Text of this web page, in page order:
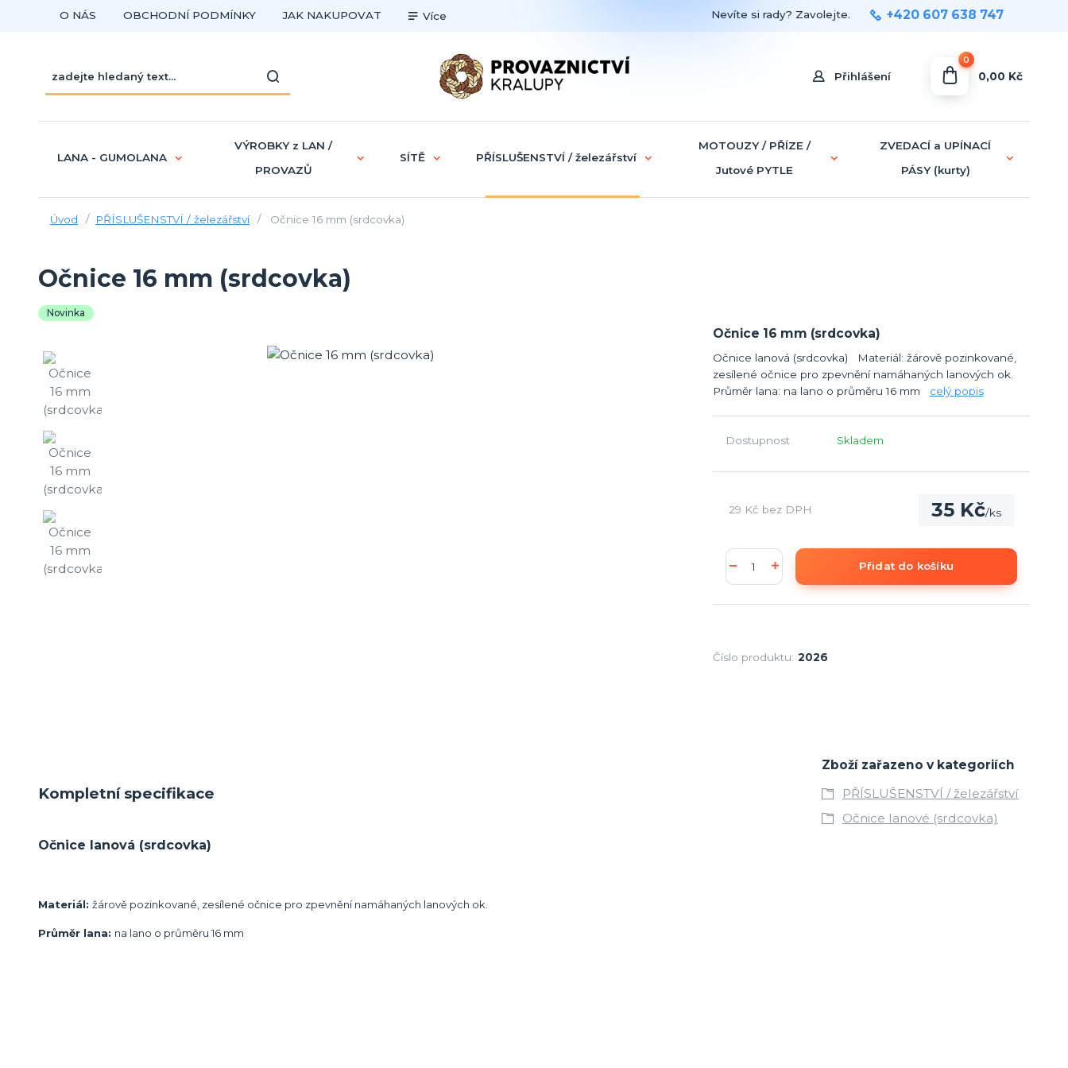
O NÁS OBCHODNÍ PODMÍNKY JAK NAKUPOVAT Více
Přihlášení
Nevíte si rady? Zavolejte. +420 607 638 747
0
0,00 Kč
LANA - GUMOLANA
VÝROBKY z LAN /
PROVAZŮ
SÍTĚ PŘÍSLUŠENSTVÍ / železářství
MOTOUZY / PŘÍZE /
Jutové PYTLE
ZVEDACÍ a UPÍNACÍ
PÁSY (kurty)
Úvod PŘÍSLUŠENSTVÍ / železářství Očnice 16 mm (srdcovka)
Očnice 16 mm (srdcovka)
Novinka
Očnice 16 mm (srdcovka)
Očnice lanová (srdcovka) Materiál: žárově pozinkované,
zesílené očnice pro zpevnění namáhaných lanových ok.
Průměr lana: na lano o průměru 16 mm celý popis
Dostupnost Skladem
35 Kč/ks
29 Kč bez DPH
Přidat do košíku
Číslo produktu: 2026
Kompletní specifikace
Očnice lanová (srdcovka)
Materiál: žárově pozinkované, zesílené očnice pro zpevnění namáhaných lanových ok.
Průměr lana: na lano o průměru 16 mm
Zboží zařazeno v kategoriích
PŘÍSLUŠENSTVÍ / železářství
Očnice lanové (srdcovka)